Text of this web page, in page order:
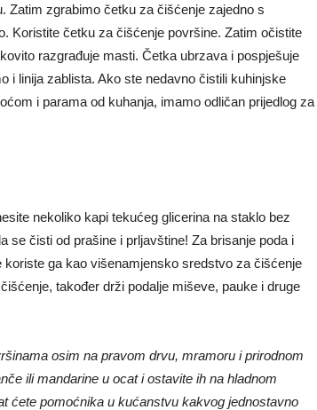
Zatim zgrabimo četku za čišćenje zajedno s
Koristite četku za čišćenje površine. Zatim očistite
razgrađuje masti. Četka ubrzava i pospješuje
i linija zablista. Ako ste nedavno čistili kuhinjske
i parama od kuhanja, imamo odličan prijedlog za
nekoliko kapi tekućeg glicerina na staklo bez
se čisti od prašine i prljavštine! Za brisanje poda i
ga kao višenamjensko sredstvo za čišćenje
također drži podalje miševe, pauke i druge
osim na pravom drvu, mramoru i prirodnom
ili mandarine u ocat i ostavite ih na hladnom
ćete pomoćnika u kućanstvu kakvog jednostavno